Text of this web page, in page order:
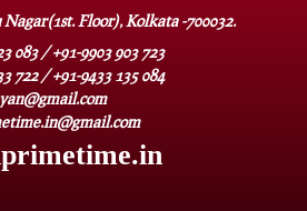
Floor), Kolkata -700032.
083 / +91-9903 903 723
722 / +91-9433 135 084